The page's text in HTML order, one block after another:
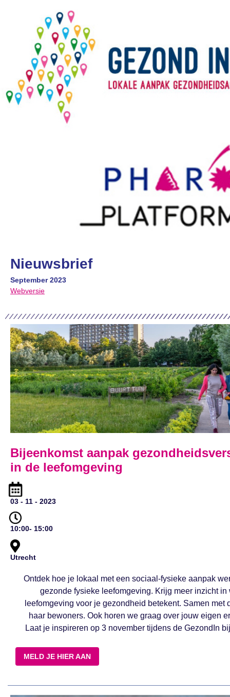
Nieuwsbrief
September 2023
Webversie
Bijeenkomst aanpak
in de leefomgeving
03 - 11 - 2023
10:00- 15:00
Utrecht
Ontdek hoe je lokaal met een sociaal-fysieke aanpak
gezonde fysieke leefomgeving. Krijg meer inzicht in
leefomgeving voor je gezondheid betekent. Samen met
haar bewoners. Ook horen we graag over jouw eigen
Laat je inspireren op 3 november tijdens de GezondIn
MELD JE HIER AAN